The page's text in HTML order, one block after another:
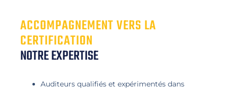
ACCOMPAGNEMENT VERS LA
CERTIFICATION
NOTRE EXPERTISE
Auditeurs qualifiés et expérimentés dans